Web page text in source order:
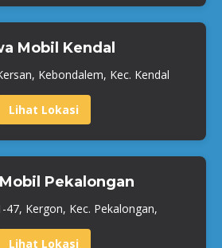
Mobil Kendal
Kebondalem, Kec. Kendal
Lihat Lokasi
Pekalongan
47, Kergon, Kec. Pekalongan,
Lihat Lokasi